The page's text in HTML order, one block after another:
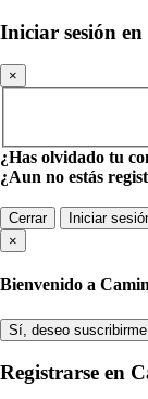
Iniciar sesión
×
¿Has olvidado tu
¿Aun no estás
Cerrar
Iniciar
×
Bienvenido a
Sí, deseo suscribirme
Registrarse en